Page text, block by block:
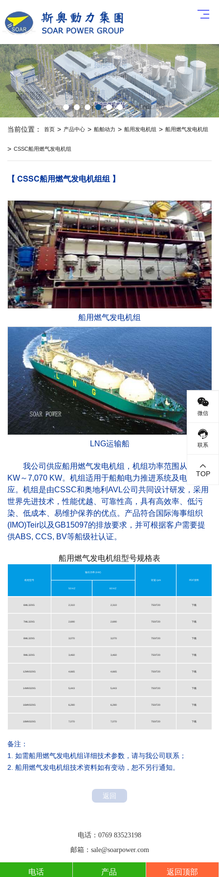
当前位置： 首页 > 产品中心 > 船舶动力 > 船用发电机组 > 船用燃气发电机组
> CSSC船用燃气发电机组
【 CSSC船用燃气发电机组组 】
船用燃气发电机组
LNG运输船
我公司供应船用燃气发电机组，机组功率范围从2,310
KW～7,070 KW。机组适用于船舶电力推进系统及电力供
应。机组是由CSSC和奥地利AVL公司共同设计研发，采用
世界先进技术，性能优越、可靠性高，具有高效率、低污
染、低成本、易维护保养的优点。产品符合国际海事组织
(IMO)Teir以及GB15097的排放要求，并可根据客户需要提
供ABS, CCS, BV等船级社认证。
船用燃气发电机组型号规格表
机组型号
输出功率 (kW)
50 HZ 60 HZ
转速 rpm PDF资料
6ML320G 2,310 2,310 750/720 下载
7ML320G 2,690 2,690 750/720 下载
8ML320G 3,070 3,070 750/720 下载
9ML320G 3,460 3,460 750/720 下载
12MV320G 4,665 4,665 750/720 下载
14MV320G 5,443 5,443 750/720 下载
16MV320G 6,280 6,280 750/720 下载
18MV320G 7,070 7,070 750/720 下载
备注：
1. 如需船用燃气发电机组详细技术参数，请与我公司联系；
2. 船用燃气发电机组技术资料如有变动，恕不另行通知。
返回
电话：0769 83523198
邮箱：sale@soarpower.com
微信
联系
TOP
电话 产品 返回顶部